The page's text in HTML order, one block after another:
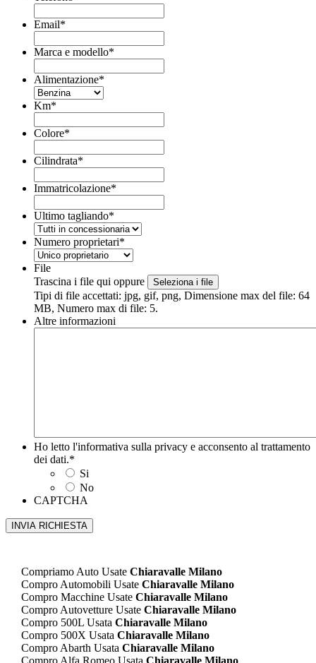
Email*
Marca e modello*
Alimentazione*
Km*
Colore*
Cilindrata*
Immatricolazione*
Ultimo tagliando*
Numero proprietari*
File
Trascina i file qui oppure
Seleziona i file
Tipi di file accettati: jpg, gif, png, Dimensione max del file: 64
MB, Numero max di file: 5.
Altre informazioni
Ho letto l'informativa sulla privacy e acconsento al trattamento
dei dati.*
Si
No
CAPTCHA
Compriamo Auto UsateChiaravalle Milano
Compro Automobili UsateChiaravalle Milano
Compro Macchine UsateChiaravalle Milano
Compro Autovetture UsateChiaravalle Milano
Compro 500L Usata Chiaravalle Milano
Compro 500X Usata Chiaravalle Milano
Compro Abarth Usata Chiaravalle Milano
Compro Alfa Romeo Usata Chiaravalle Milano